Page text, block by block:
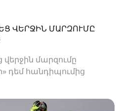
ՎԵՐՋԻՆ ՄԱՐԶՈՒՄԸ
մարզումը
դեմ հանդիպումից